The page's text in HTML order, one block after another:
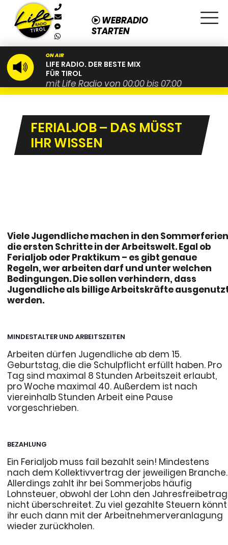
WEBRADIO
STARTEN
ON AIR
LIFE RADIO. DER BESTE MIX
FÜR TIROL
mit Life Radio von 00:00 bis 07:00
FERIALJOB – DAS MÜSST
IHR WISSEN
Viele Jugendliche machen in den
die ersten Schritte in der Arbeitswelt. Egal ob
Ferialjob oder Praktikum – es gibt genaue
Regeln, wer arbeiten darf und unter welchen
Bedingungen. Die sollen verhindern, dass
Jugendliche als billige Arbeitskräfte
werden.
MINDESTALTER UND ARBEITSZEITEN
Arbeiten dürfen Jugendliche ab dem 15.
Geburtstag, die die Schulpflicht erfüllt haben. Pro
Tag sind maximal 8 Stunden Arbeitszeit erlaubt,
pro Woche maximal 40. Außerdem ist nach
viereinhalb Stunden Arbeit eine Pause
vorgeschrieben.
BEZAHLUNG
Ein Ferialjob muss fail bezahlt sein! Mindestens
nach dem Kollektivvertrag der jeweiligen Branche.
Allerdings zahlt ihr bei Sommerjobs häufig
Lohnsteuer, obwohl der Lohn den Jahresfreibetrag
nicht überschreitet. Zu viel gezahlte Steuern könnt
ihr euch dann mit der Arbeitnehmerveranlagung
wieder zurückholen.